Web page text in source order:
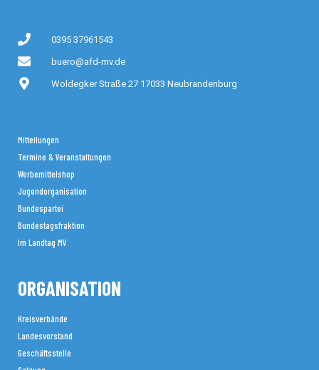
0395 37961543
buero@afd-mv.de
Woldegker Straße 27 17033 Neubrandenburg
Mitteilungen
Termine & Veranstaltungen
Werbemittelshop
Jugendorganisation
Bundespartei
Bundestagsfraktion
Im Landtag MV
ORGANISATION
Kreisverbände
Landesvorstand
Geschäftsstelle